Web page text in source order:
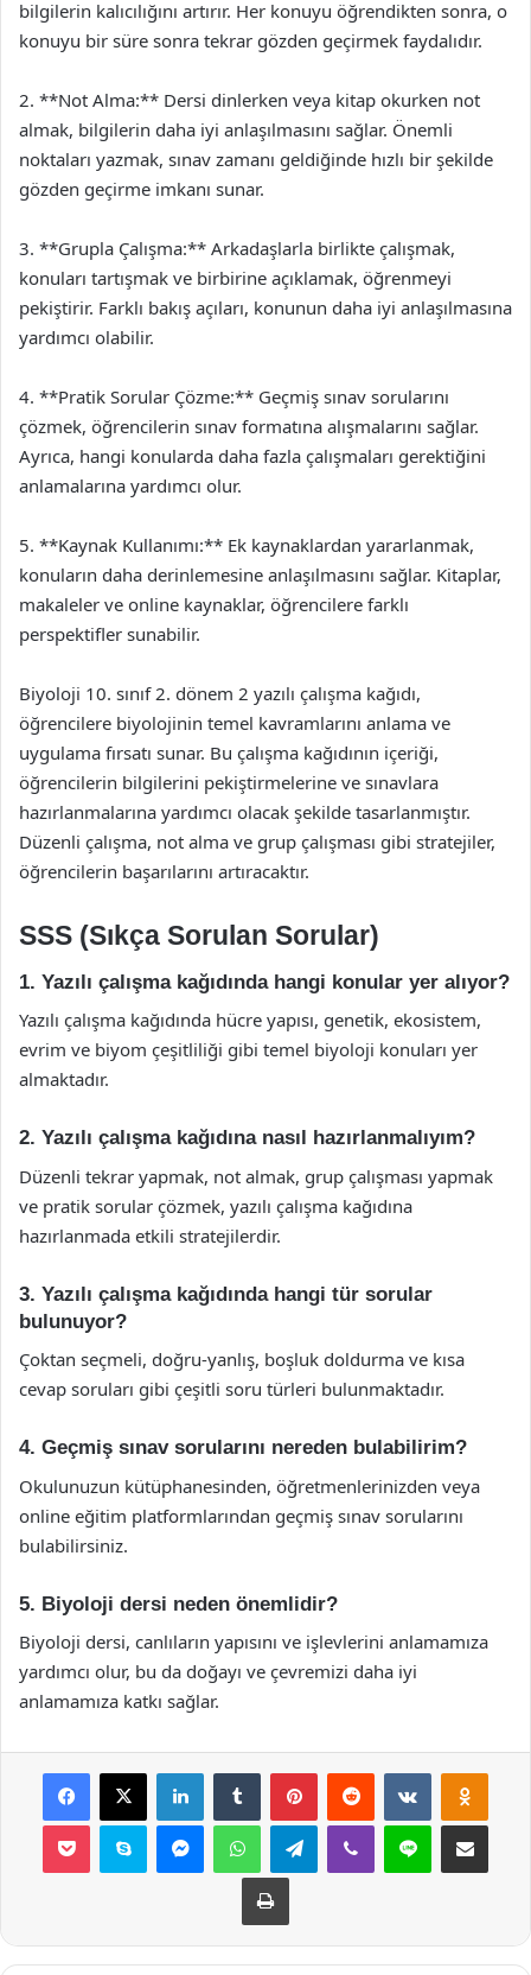
bilgilerin kalıcılığını artırır. Her konuyu öğrendikten sonra, o
konuyu bir süre sonra tekrar gözden geçirmek faydalıdır.
2. **Not Alma:** Dersi dinlerken veya kitap okurken not
almak, bilgilerin daha iyi anlaşılmasını sağlar. Önemli
noktaları yazmak, sınav zamanı geldiğinde hızlı bir şekilde
gözden geçirme imkanı sunar.
3. **Grupla Çalışma:** Arkadaşlarla birlikte çalışmak,
konuları tartışmak ve birbirine açıklamak, öğrenmeyi
pekiştirir. Farklı bakış açıları, konunun daha iyi anlaşılmasına
yardımcı olabilir.
4. **Pratik Sorular Çözme:** Geçmiş sınav sorularını
çözmek, öğrencilerin sınav formatına alışmalarını sağlar.
Ayrıca, hangi konularda daha fazla çalışmaları gerektiğini
anlamalarına yardımcı olur.
5. **Kaynak Kullanımı:** Ek kaynaklardan yararlanmak,
konuların daha derinlemesine anlaşılmasını sağlar. Kitaplar,
makaleler ve online kaynaklar, öğrencilere farklı
perspektifler sunabilir.
Biyoloji 10. sınıf 2. dönem 2 yazılı çalışma kağıdı,
öğrencilere biyolojinin temel kavramlarını anlama ve
uygulama fırsatı sunar. Bu çalışma kağıdının içeriği,
öğrencilerin bilgilerini pekiştirmelerine ve sınavlara
hazırlanmalarına yardımcı olacak şekilde tasarlanmıştır.
Düzenli çalışma, not alma ve grup çalışması gibi stratejiler,
öğrencilerin başarılarını artıracaktır.
SSS (Sıkça Sorulan Sorular)
1. Yazılı çalışma kağıdında hangi konular yer alıyor?
Yazılı çalışma kağıdında hücre yapısı, genetik, ekosistem,
evrim ve biyom çeşitliliği gibi temel biyoloji konuları yer
almaktadır.
2. Yazılı çalışma kağıdına nasıl hazırlanmalıyım?
Düzenli tekrar yapmak, not almak, grup çalışması yapmak
ve pratik sorular çözmek, yazılı çalışma kağıdına
hazırlanmada etkili stratejilerdir.
3. Yazılı çalışma kağıdında hangi tür sorular
bulunuyor?
Çoktan seçmeli, doğru-yanlış, boşluk doldurma ve kısa
cevap soruları gibi çeşitli soru türleri bulunmaktadır.
4. Geçmiş sınav sorularını nereden bulabilirim?
Okulunuzun kütüphanesinden, öğretmenlerinizden veya
online eğitim platformlarından geçmiş sınav sorularını
bulabilirsiniz.
5. Biyoloji dersi neden önemlidir?
Biyoloji dersi, canlıların yapısını ve işlevlerini anlamamıza
yardımcı olur, bu da doğayı ve çevremizi daha iyi
anlamamıza katkı sağlar.
Facebook
X LinkedInTumblr PinterestReddit VKontakte
Pocket Skype MessengerWhatsAppTelegramViber Line E-Posta ile
Yazdır